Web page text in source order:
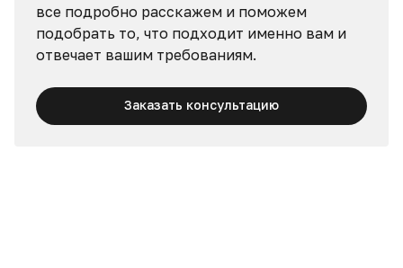
все подробно расскажем и поможем
подобрать то, что подходит именно вам и
отвечает вашим требованиям.
Заказать консультацию